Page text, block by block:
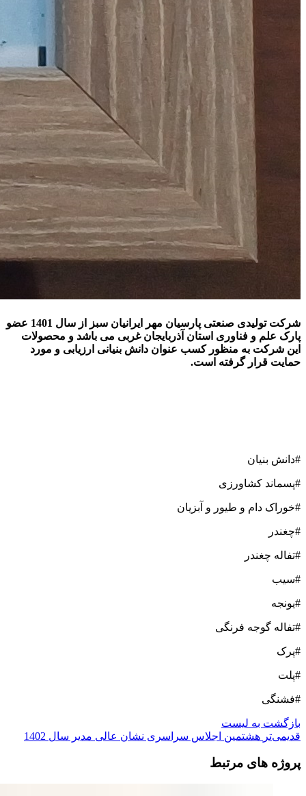
شرکت تولیدی صنعتی پارسیان مهر ایرانیان سبز از سال 1401 عضو
پارک علم و فناوری استان آذربایجان غربی می باشد و محصولات
این شرکت به منظور کسب عنوان دانش بنیانی ارزیابی و مورد
حمایت قرار گرفته است.
#دانش بنیان
#پسماند کشاورزی
#خوراک دام و طیور و آبزیان
#چغندر
#تفاله چغندر
#سیب
#یونجه
#تفاله گوجه فرنگی
#پرک
#پلت
#فشنگی
بازگشت به لیست
قدیمی‌تر هشتمین اجلاس سراسری نشان عالی مدیر سال 1402
پروژه های مرتبط